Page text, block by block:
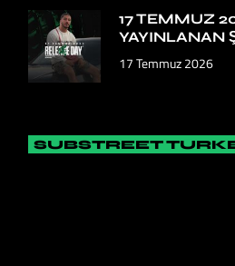
17 TEMMUZ
YAYINLANAN
17 Temmuz 2026
SUBSTREET